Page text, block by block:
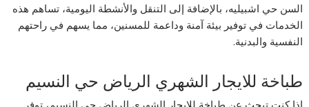
السن حي اشبيليه، بالإضافة إلى التنقل والأنشطة اليومية، تساهم هذه
الخدمات في توفير بيئة آمنة وداعمة للمسنين، مما يسهم في راحتهم
النفسية والبدنية.
طباخة للايجار الشهري الرياض حي النسيم